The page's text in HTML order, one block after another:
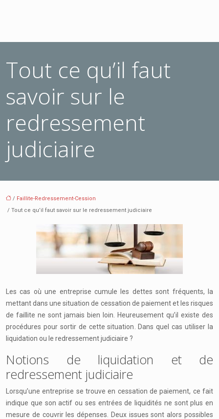
Tout ce qu’il faut
savoir sur le
redressement
judiciaire
/ Faillite-Redressement-Cession
/ Tout ce qu’il faut savoir sur le redressement judiciaire
Les cas où une entreprise cumule les dettes sont fréquents, la
mettant dans une situation de cessation de paiement et les risques
de faillite ne sont jamais bien loin. Heureusement qu’il existe des
procédures pour sortir de cette situation. Dans quel cas utiliser la
liquidation ou le redressement judiciaire ?
Notions de liquidation et de
redressement judiciaire
Lorsqu’une entreprise se trouve en cessation de paiement, ce fait
indique que son actif ou ses entrées de liquidités ne sont plus en
mesure de couvrir les dépenses. Deux issues sont alors possibles